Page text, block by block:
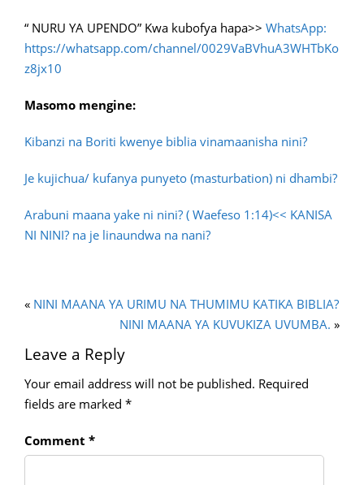
“ NURU YA UPENDO” Kwa kubofya hapa>> WhatsApp:
https://whatsapp.com/channel/0029VaBVhuA3WHTbKo
z8jx10
Masomo mengine:
Kibanzi na Boriti kwenye biblia vinamaanisha nini?
Je kujichua/ kufanya punyeto (masturbation) ni dhambi?
Arabuni maana yake ni nini? ( Waefeso 1:14)<< KANISA
NI NINI? na je linaundwa na nani?
« NINI MAANA YA URIMU NA THUMIMU KATIKA BIBLIA?
NINI MAANA YA KUVUKIZA UVUMBA. »
Leave a Reply
Your email address will not be published. Required
fields are marked *
Comment *